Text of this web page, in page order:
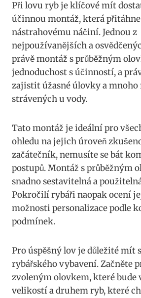
Při ⁢lovu ryb je klíčové mít
účinnou montáž, která⁢
nástrahovému náčiní. Jednou z‍
nejpoužívanějších a
právě montáž s průběžným⁢
jednoduchost‌ s účinností,​ a
zajistit úžasné⁤ úlovky‌ a
strávených u ⁣vody.
Tato montáž je ideální pro
ohledu na‍ jejich úroveň⁤
začátečník, nemusíte se bát⁢
postupů. Montáž s průběžným
⁤snadno sestavitelná a‌
Pokročilí rybáři ​naopak⁣ ocení
možnosti personalizace podle
podmínek.
Pro úspěšný lov je důležité mít
rybářského vybavení. ‌Začněte
zvoleným olovkem, které bude
velikostí a druhem ryb, které